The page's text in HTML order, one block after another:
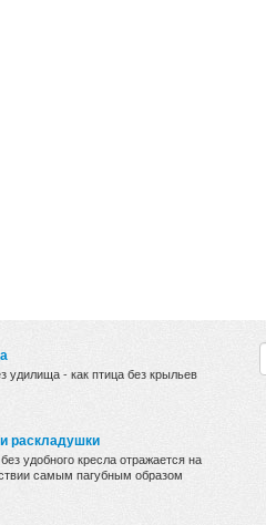
удилища - как птица без крыльев
раскладушки
удобного кресла отражается на
самым пагубным образом